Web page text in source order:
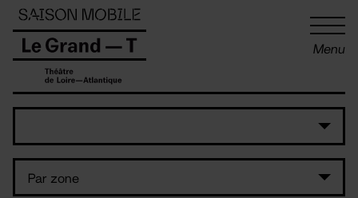
Menu
Panneau de gestion des cookies